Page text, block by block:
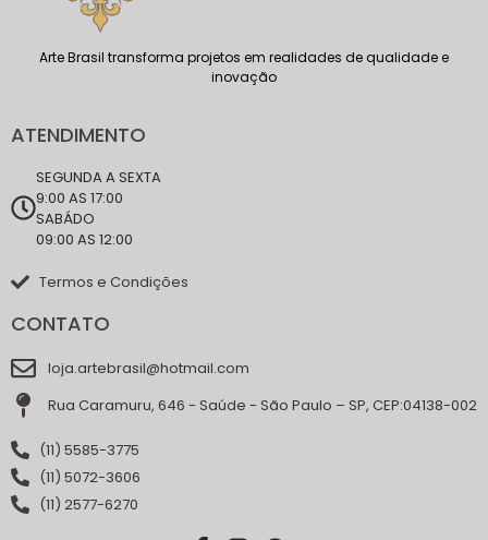
Arte Brasil transforma projetos em realidades de qualidade e
inovação
ATENDIMENTO
SEGUNDA A SEXTA
9:00 AS 17:00
SABÁDO
09:00 AS 12:00
Termos e Condições
CONTATO
loja.artebrasil@hotmail.com
Rua Caramuru, 646 - Saúde - São Paulo – SP, CEP:04138-002
(11) 5585-3775
(11) 5072-3606
(11) 2577-6270